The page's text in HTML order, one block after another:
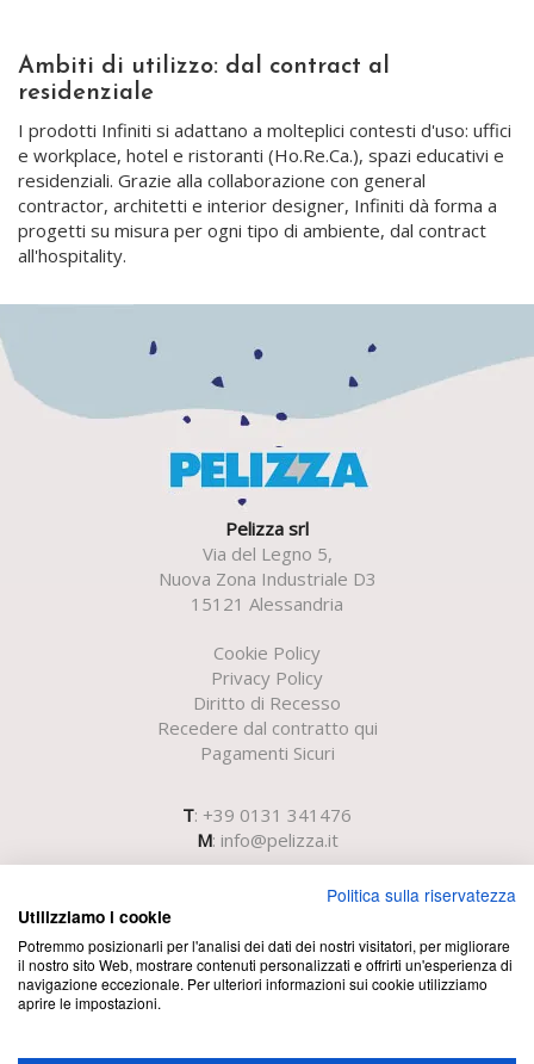
Ambiti di utilizzo: dal contract al
residenziale
I prodotti Infiniti si adattano a molteplici contesti d'uso: uffici
e workplace, hotel e ristoranti (Ho.Re.Ca.), spazi educativi e
residenziali. Grazie alla collaborazione con general
contractor, architetti e interior designer, Infiniti dà forma a
progetti su misura per ogni tipo di ambiente, dal contract
all'hospitality.
Pelizza srl
Via del Legno 5,
Nuova Zona Industriale D3
15121 Alessandria
Cookie Policy
Privacy Policy
Diritto di Recesso
Recedere dal contratto qui
Pagamenti Sicuri
T: +39 0131 341476
M: info@pelizza.it
00163270069 - R.E.A. 18056 - Cap. Soc. i.v. € 51.700,00
Politica sulla riservatezza
Utilizziamo i cookie
Potremmo posizionarli per l'analisi dei dati dei nostri visitatori, per migliorare
il nostro sito Web, mostrare contenuti personalizzati e offrirti un'esperienza di
navigazione eccezionale. Per ulteriori informazioni sui cookie utilizziamo
aprire le impostazioni.